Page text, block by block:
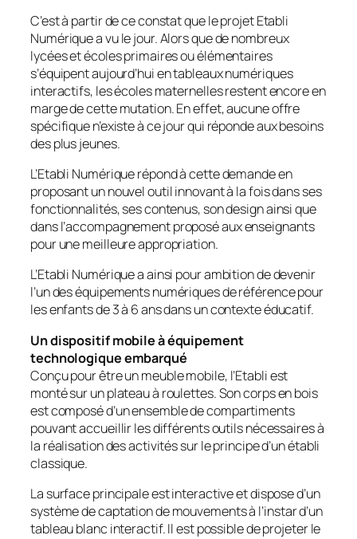
C’est à partir de ce constat que le projet Etabli
Numérique a vu le jour. Alors que de nombreux
lycées et écoles primaires ou élémentaires
s’équipent aujourd’hui en tableaux numériques
interactifs, les écoles maternelles restent encore en
marge de cette mutation. En effet, aucune offre
spécifique n’existe à ce jour qui réponde aux besoins
des plus jeunes.
L’Etabli Numérique répond à cette demande en
proposant un nouvel outil innovant à la fois dans ses
fonctionnalités, ses contenus, son design ainsi que
dans l’accompagnement proposé aux enseignants
pour une meilleure appropriation.
L’Etabli Numérique a ainsi pour ambition de devenir
l’un des équipements numériques de référence pour
les enfants de 3 à 6 ans dans un contexte éducatif.
Un dispositif mobile à équipement
technologique embarqué
Conçu pour être un meuble mobile, l’Etabli est
monté sur un plateau à roulettes. Son corps en bois
est composé d’un ensemble de compartiments
pouvant accueillir les différents outils nécessaires à
la réalisation des activités sur le principe d’un établi
classique.
La surface principale est interactive et dispose d’un
système de captation de mouvements à l’instar d’un
tableau blanc interactif. Il est possible de projeter le